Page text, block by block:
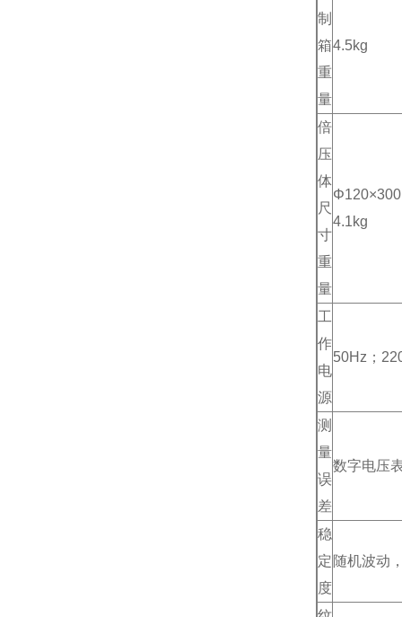
制
箱
重
量
4.5kg
倍
压
体
尺
寸
重
量
4.1kg
工
作
电
源
50Hz；
测
量
误
差
数字电压
稳
定
度
随机波动